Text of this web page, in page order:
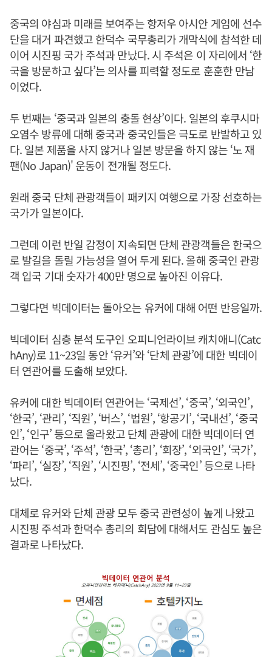
중국의 야심과 미래를 보여주는 항저우 아시안 게임에 선수
단을 대거 파견했고 한덕수 국무총리가 개막식에 참석한 데
이어 시진핑 국가 주석과 만났다. 시 주석은 이 자리에서 ‘한
국을 방문하고 싶다’는 의사를 피력할 정도로 훈훈한 만남
이었다.
두 번째는 ‘중국과 일본의 충돌 현상’이다. 일본의 후쿠시마
오염수 방류에 대해 중국과 중국인들은 극도로 반발하고 있
다. 일본 제품을 사지 않거나 일본 방문을 하지 않는 ‘노 재
팬(No Japan)' 운동이 전개될 정도다.
원래 중국 단체 관광객들이 패키지 여행으로 가장 선호하는
국가가 일본이다.
그런데 이런 반일 감정이 지속되면 단체 관광객들은 한국으
로 발길을 돌릴 가능성을 열어 두게 된다. 올해 중국인 관광
객 입국 기대 숫자가 400만 명으로 높아진 이유다.
그렇다면 빅데이터는 돌아오는 유커에 대해 어떤 반응일까.
빅데이터 심층 분석 도구인 오피니언라이브 캐치애니(Catc
hAny)로 11~23일 동안 ‘유커’와 ‘단체 관광’에 대한 빅데이
터 연관어를 도출해 보았다.
유커에 대한 빅데이터 연관어는 ‘국제선’, ‘중국’, ‘외국인’,
‘한국’, ‘관리’, ‘직원’, ‘버스’, ‘법원’, ‘항공기’, ‘국내선’, ‘중국
인’, ‘인구’ 등으로 올라왔고 단체 관광에 대한 빅데이터 연
관어는 ‘중국’, ‘주석’, ‘한국’, ‘총리’, ‘회장’, ‘외국인’, ‘국가’,
‘파리’, ‘실장’, ‘직원’, ‘시진핑’, ‘전세’, ‘중국인’ 등으로 나타
났다.
대체로 유커와 단체 관광 모두 중국 관련성이 높게 나왔고
시진핑 주석과 한덕수 총리의 회담에 대해서도 관심도 높은
결과로 나타났다.